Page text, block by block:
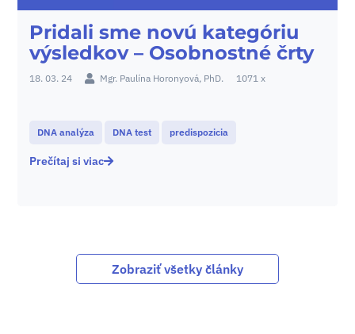
Pridali sme novú kategóriu
výsledkov – Osobnostné črty
18. 03. 24 Mgr. Paulína Horonyová, PhD. 1071 x
DNA analýza DNA test predispozicia
Prečítaj si viac
Zobraziť všetky články